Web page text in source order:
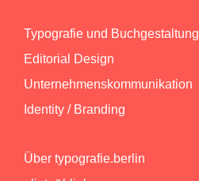
Typografie und Buchgestaltung
Editorial Design
Unternehmenskommunikation
Identity / Branding
Über typografie.berlin